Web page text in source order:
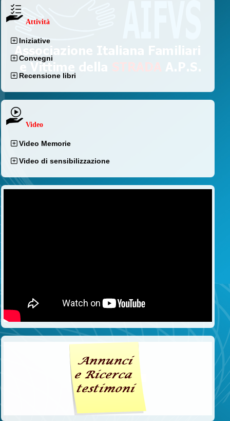
Attività
Iniziative
Convegni
Recensione libri
Video
Video Memorie
Video di sensibilizzazione